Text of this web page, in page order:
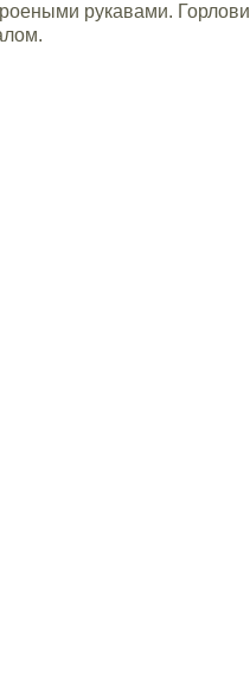
рукавами.